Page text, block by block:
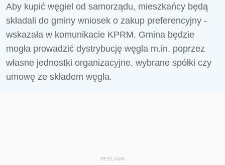
Aby kupić węgiel od samorządu, mieszkańcy będą
składali do gminy wniosek o zakup preferencyjny -
wskazała w komunikacie KPRM. Gmina będzie
mogła prowadzić dystrybucję węgla m.in. poprzez
własne jednostki organizacyjne, wybrane spółki czy
umowę ze składem węgla.
REKLAMA